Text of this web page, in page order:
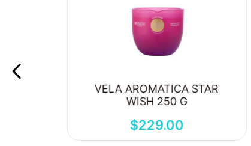
VELA AROMATICA STAR
WISH 250 G
$229.00